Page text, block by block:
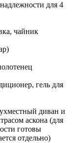
для 4
чайник
гель для
диван и
аскона (для
готовы
отдельно)